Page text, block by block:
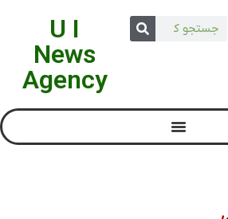
U I
News
Agency